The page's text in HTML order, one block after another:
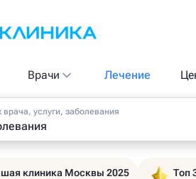
Врачи Лечение
врача, услуги, заболевания
клиника Москвы 2025 Топ